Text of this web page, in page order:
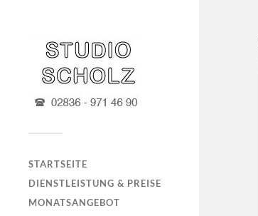
STARTSEITE
DIENSTLEISTUNG & PREISE
MONATSANGEBOT